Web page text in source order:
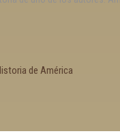
de América